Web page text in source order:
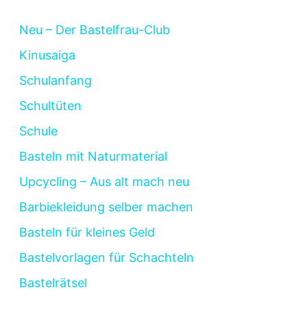
Neu – Der Bastelfrau-Club
Kinusaiga
Schulanfang
Schultüten
Schule
Basteln mit Naturmaterial
Upcycling – Aus alt mach neu
Barbiekleidung selber machen
Basteln für kleines Geld
Bastelvorlagen für Schachteln
Bastelrätsel